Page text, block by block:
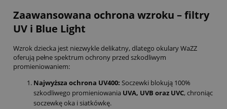
Zaawansowana ochrona wzroku – filtry
UV i Blue Light
Wzrok dziecka jest niezwykle delikatny, dlatego okulary WaZZ
oferują pełne spektrum ochrony przed szkodliwym
promieniowaniem:
Najwyższa ochrona UV400: Soczewki blokują 100%
szkodliwego promieniowania UVA, UVB oraz UVC, chroniąc
soczewkę oka i siatkówkę.